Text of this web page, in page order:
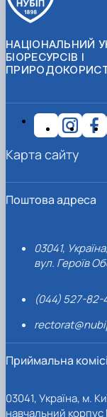
НАЦІОНАЛЬНИЙ
БІОРЕСУРСІВ І
Поштова адреса
03041,
вул. Героїв
(044) 527-82-
Приймальна
03041, Україна, м.
навчальний
Карта сайту